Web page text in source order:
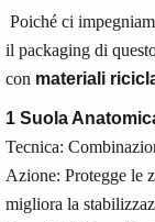
Poiché ci
il packaging di
con materiali
1 Suola
Tecnica:
Azione: Protegge le
migliora la